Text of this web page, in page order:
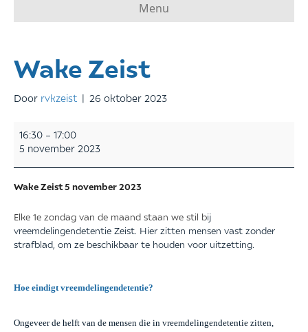
Menu
Wake Zeist
Door rvkzeist | 26 oktober 2023
Zeist
16:30 – 17:00
5 november 2023
Wake Zeist5 november2023
Elke 1e zondag van de maand staan we stil bij
vreemdelingendetentie Zeist. Hier zitten mensen vast zonder
strafblad, om ze beschikbaar te houden voor uitzetting.
Hoe eindigt vreemdelingendetentie?
Ongeveer de helft van de mensen die in vreemdelingendetentie zitten,